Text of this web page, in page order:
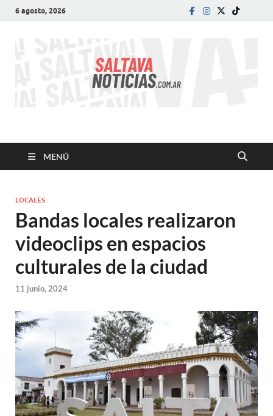
6 agosto, 2026
SALTA VA!
MENÚ
LOCALES
Bandas locales realizaron
videoclips en espacios
culturales de la ciudad
11 junio, 2024